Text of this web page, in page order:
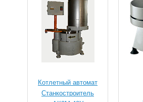
Котлетный автомат
Станкостроитель